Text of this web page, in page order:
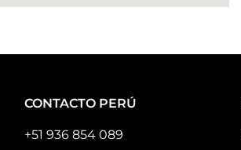
CONTACTO PERÚ
+51 936 854 089